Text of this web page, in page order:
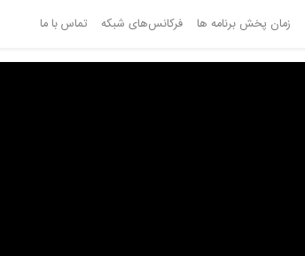
زمان پخش برنامه ها فرکانس‌های شبکه تماس با ما